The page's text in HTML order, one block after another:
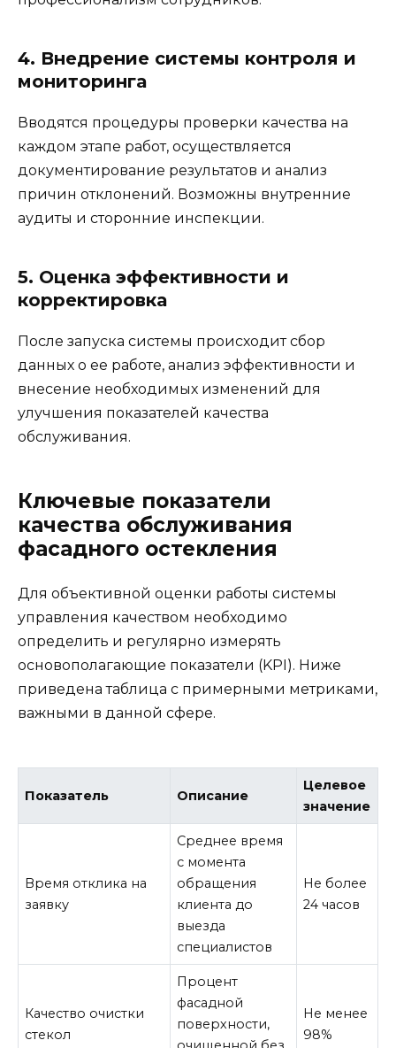
4. Внедрение системы контроля и
мониторинга
Вводятся процедуры проверки качества на
каждом этапе работ, осуществляется
документирование результатов и анализ
причин отклонений. Возможны внутренние
аудиты и сторонние инспекции.
5. Оценка эффективности и
корректировка
После запуска системы происходит сбор
данных о ее работе, анализ эффективности и
внесение необходимых изменений для
улучшения показателей качества
обслуживания.
Ключевые показатели
качества обслуживания
фасадного остекления
Для объективной оценки работы системы
управления качеством необходимо
определить и регулярно измерять
основополагающие показатели (KPI). Ниже
приведена таблица с примерными метриками,
важными в данной сфере.
Показатель Описание
Целевое
значение
Время отклика на
заявку
Среднее время
с момента
обращения
клиента до
выезда
специалистов
Не более
24 часов
Качество очистки
стекол
Процент
фасадной
поверхности,
Не менее
98%